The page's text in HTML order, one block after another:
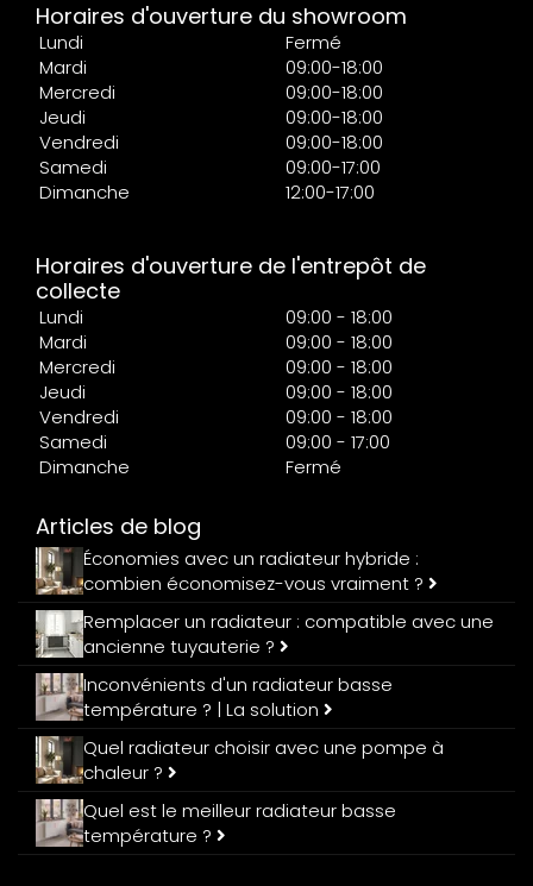
Horaires d'ouverture du showroom
Lundi
Fermé
Mardi
09:00-18:00
Mercredi
09:00-18:00
Jeudi
09:00-18:00
Vendredi
09:00-18:00
Samedi
09:00-17:00
Dimanche
12:00-17:00
Horaires d'ouverture de l'entrepôt de
collecte
Lundi
09:00 - 18:00
Mardi
09:00 - 18:00
Mercredi
09:00 - 18:00
Jeudi
09:00 - 18:00
Vendredi
09:00 - 18:00
Samedi
09:00 - 17:00
Dimanche
Fermé
Articles de blog
Économies avec un radiateur hybride :
combien économisez-vous vraiment ?
Remplacer un radiateur : compatible avec une
ancienne tuyauterie ?
Inconvénients d'un radiateur basse
température ? | La solution
Quel radiateur choisir avec une pompe à
chaleur ?
Quel est le meilleur radiateur basse
température ?